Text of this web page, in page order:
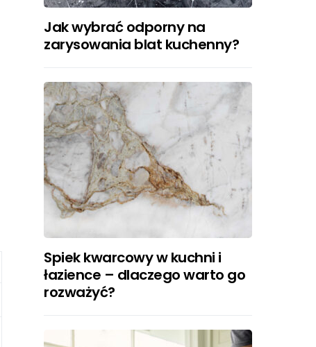
Jak wybrać odporny na
zarysowania blat kuchenny?
Spiek kwarcowy w kuchni i
łazience – dlaczego warto go
rozważyć?